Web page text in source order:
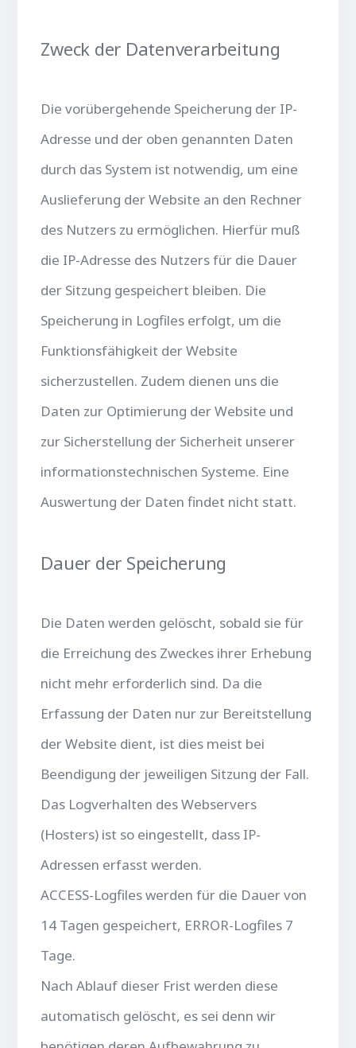
Zweck der Datenverarbeitung
Die vorübergehende Speicherung der IP-
Adresse und der oben genannten Daten
durch das System ist notwendig, um eine
Auslieferung der Website an den Rechner
des Nutzers zu ermöglichen. Hierfür muß
die IP-Adresse des Nutzers für die Dauer
der Sitzung gespeichert bleiben. Die
Speicherung in Logfiles erfolgt, um die
Funktionsfähigkeit der Website
sicherzustellen. Zudem dienen uns die
Daten zur Optimierung der Website und
zur Sicherstellung der Sicherheit unserer
informationstechnischen Systeme. Eine
Auswertung der Daten findet nicht statt.
Dauer der Speicherung
Die Daten werden gelöscht, sobald sie für
die Erreichung des Zweckes ihrer Erhebung
nicht mehr erforderlich sind. Da die
Erfassung der Daten nur zur Bereitstellung
der Website dient, ist dies meist bei
Beendigung der jeweiligen Sitzung der Fall.
Das Logverhalten des Webservers
(Hosters) ist so eingestellt, dass IP-
Adressen erfasst werden.
ACCESS-Logfiles werden für die Dauer von
14 Tagen gespeichert, ERROR-Logfiles 7
Tage.
Nach Ablauf dieser Frist werden diese
automatisch gelöscht, es sei denn wir